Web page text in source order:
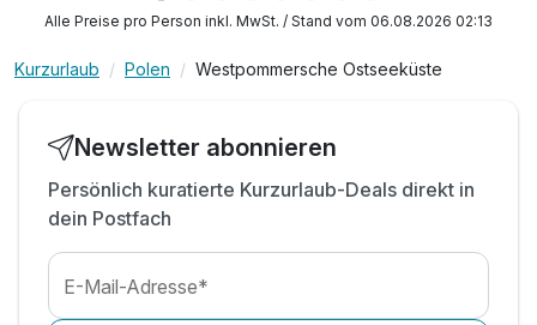
inkl. Schwimmbad
inkl. Wellnessbereich: Sauna, Salzgrotte, Jacuzzi
inkl. WLAN Nutzung im Hotel
Alle Preise pro Person inkl. MwSt. / Stand vom 06.08.2026 02:13
Kurzurlaub Polen Westpommersche Ostseeküste
Newsletter abonnieren
Persönlich kuratierte Kurzurlaub-Deals direkt in
dein Postfach
E-Mail-Adresse*